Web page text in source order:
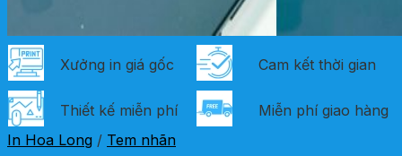
Xưởng in giá gốc Cam kết thời gian
Thiết kế miễn phí
Miễn phí giao hàng
In Hoa Long / Tem nhãn